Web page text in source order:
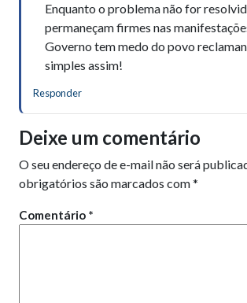
Enquanto o problema não for
permaneçam firmes nas
Governo tem medo do povo
simples assim!
Responder
Deixe um comentário
O seu endereço de e-mail não será
obrigatórios são marcados com*
Comentário *